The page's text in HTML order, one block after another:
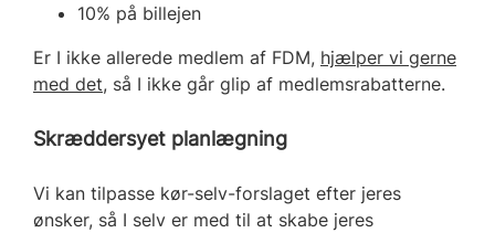
10% på billejen
Er I ikke allerede medlem af FDM, hjælper vi gerne
med det, så I ikke går glip af medlemsrabatterne.
Skræddersyet planlægning
Vi kan tilpasse kør-selv-forslaget efter jeres
ønsker, så I selv er med til at skabe jeres